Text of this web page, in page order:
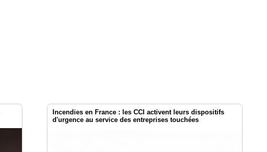
Incendies en France : les CCI activent leurs dispositifs
d'urgence au service des entreprises touchées